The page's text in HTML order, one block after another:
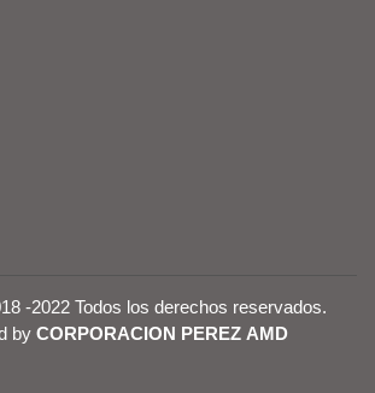
-2022 Todos los derechos reservados.
by CORPORACION PEREZ AMD